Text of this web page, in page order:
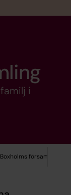
församling
i